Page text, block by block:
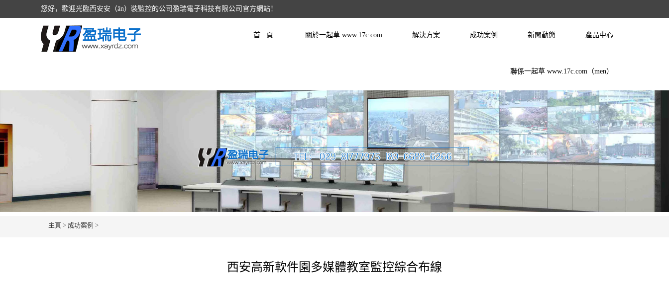
您好，歡迎光臨西安安（ān）裝監控的公司盈瑞電子科技有限公司官方網站！
首 頁 關於一起草 www.17c.com 解決方案 成功案例 新聞動態 產品中心
聯係一起草 www.17c.com（men）
主頁 > 成功案例 >
西安高新軟件園多媒體教室監控綜合布線